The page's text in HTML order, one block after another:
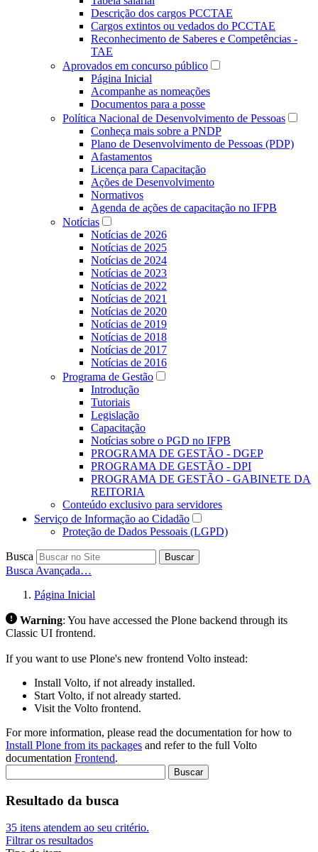
Descrição dos cargos PCCTAE
Cargos extintos ou vedados do PCCTAE
Reconhecimento de Saberes e Competências -
TAE
Aprovados em concurso público
Página Inicial
Acompanhe as nomeações
Documentos para a posse
Política Nacional de Desenvolvimento de Pessoas
Conheça mais sobre a PNDP
Plano de Desenvolvimento de Pessoas (PDP)
Afastamentos
Licença para Capacitação
Ações de Desenvolvimento
Normativos
Agenda de ações de capacitação no IFPB
Notícias
Notícias de 2026
Notícias de 2025
Notícias de 2024
Notícias de 2023
Notícias de 2022
Notícias de 2021
Notícias de 2020
Notícias de 2019
Notícias de 2018
Notícias de 2017
Notícias de 2016
Programa de Gestão
Introdução
Tutoriais
Legislação
Capacitação
Notícias sobre o PGD no IFPB
PROGRAMA DE GESTÃO - DGEP
PROGRAMA DE GESTÃO - DPI
PROGRAMA DE GESTÃO - GABINETE DA
REITORIA
Conteúdo exclusivo para servidores
Serviço de Informação ao Cidadão
Proteção de Dados Pessoais (LGPD)
Busca Buscar
Busca Avançada…
Página Inicial
Warning: You have accessed the Plone backend through its
Classic UI frontend.
If you want to use Plone's new frontend Volto instead:
Install Volto, if not already installed.
Start Volto, if not already started.
Visit the Volto frontend.
For more information, please read the documentation for how to
Install Plone from its packages and refer to the full Volto
documentation Frontend.
Resultado da busca
35 itens atendem ao seu critério.
Filtrar os resultados